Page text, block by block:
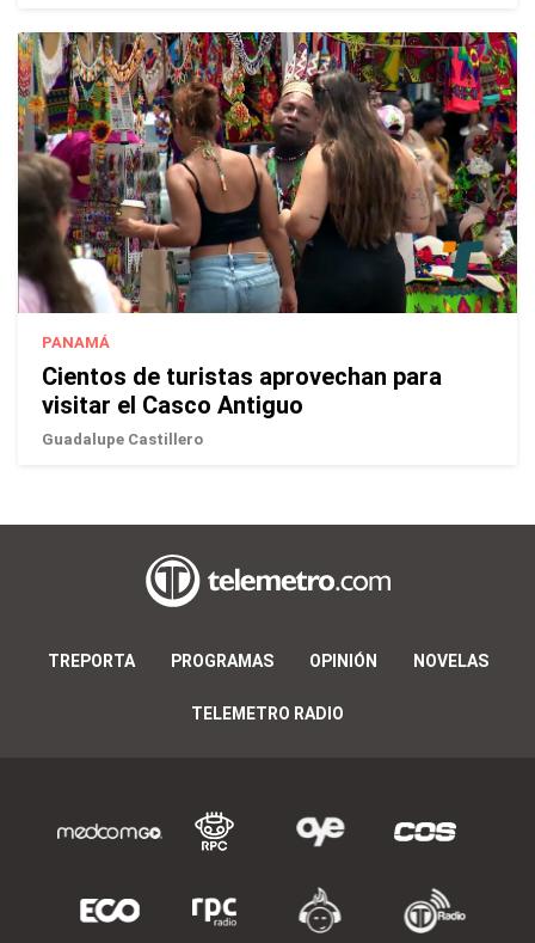
PANAMÁ
Cientos de turistas aprovechan para
visitar el Casco Antiguo
Guadalupe Castillero
TREPORTA PROGRAMAS OPINIÓN NOVELAS
TELEMETRO RADIO